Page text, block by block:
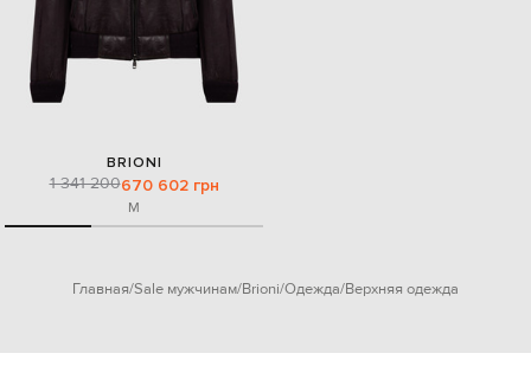
BRIONI
1 341 200670 602 грн
M
Главная Sale мужчинам Brioni Одежда Верхняя одежда